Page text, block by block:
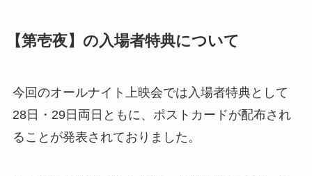
【第壱夜】の入場者特典について
今回のオールナイト上映会では入場者特典として
28日・29日両日ともに、ポストカードが配布され
ることが発表されておりました。